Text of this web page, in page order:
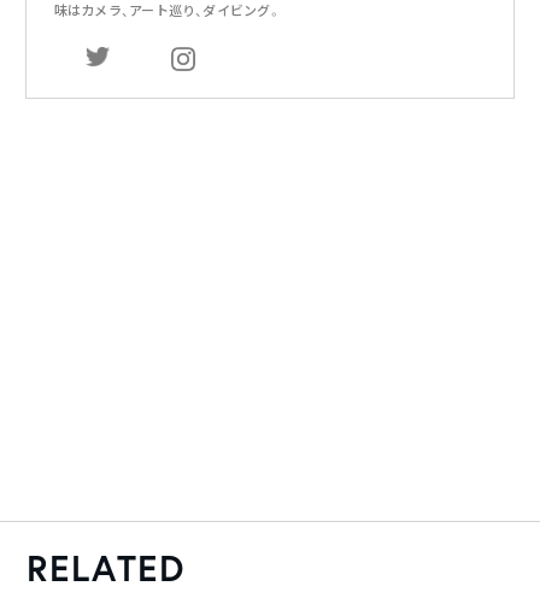
味はカメラ、アート巡り、ダイビング。
RELATED